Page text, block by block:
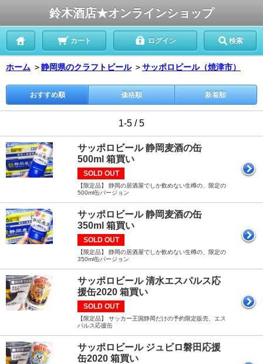
鈴木酒店★オンラインショップ
カート ログイン 検索
ホーム ＞静岡県のクラフトビール ＞サッポロビール（焼津市）
おすすめ順 価格順 新着順
1-5 / 5
サッポロビール 静岡麦酒の缶
500ml 箱買い
SOLD OUT
【限定品】 静岡の居酒屋でしか飲めない生樽の、限定の
500ml缶バージョン
サッポロビール 静岡麦酒の缶
350ml 箱買い
SOLD OUT
【限定品】 静岡の居酒屋でしか飲めない生樽の、限定の
350ml缶バージョン
サッポロビール 清水エスパルス応
援缶2020 箱買い
SOLD OUT
【限定品】 サッカー王国静岡だけの予約限定販売、エス
パルス応援缶
サッポロビール ジュビロ磐田応援
缶2020 箱買い